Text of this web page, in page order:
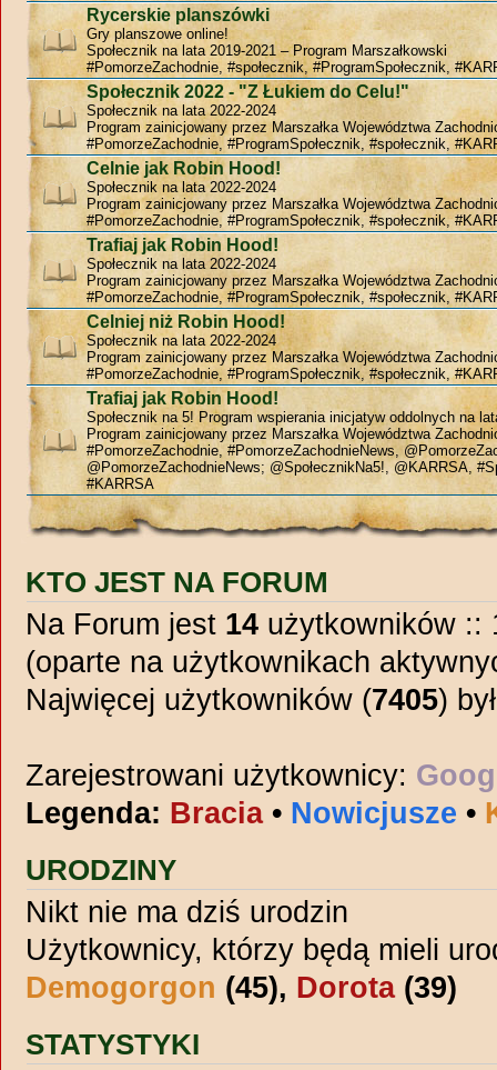
Rycerskie planszówki
Gry planszowe online!
Społecznik na lata 2019-2021 – Program Marszałkowski
#PomorzeZachodnie, #społecznik, #ProgramSpołecznik,
Społecznik 2022 - "Z Łukiem do Celu!"
Społecznik na lata 2022-2024
Program zainicjowany przez Marszałka Województwa
#PomorzeZachodnie, #ProgramSpołecznik, #społecznik,
Celnie jak Robin Hood!
Społecznik na lata 2022-2024
Program zainicjowany przez Marszałka Województwa
#PomorzeZachodnie, #ProgramSpołecznik, #społecznik,
Trafiaj jak Robin Hood!
Społecznik na lata 2022-2024
Program zainicjowany przez Marszałka Województwa
#PomorzeZachodnie, #ProgramSpołecznik, #społecznik,
Celniej niż Robin Hood!
Społecznik na lata 2022-2024
Program zainicjowany przez Marszałka Województwa
#PomorzeZachodnie, #ProgramSpołecznik, #społecznik,
Trafiaj jak Robin Hood!
Społecznik na 5! Program wspierania inicjatyw oddolnych na
Program zainicjowany przez Marszałka Województwa
#PomorzeZachodnie, #PomorzeZachodnieNews,
@PomorzeZachodnieNews; @SpołecznikNa5!, @KARRSA,
#KARRSA
KTO JEST NA FORUM
Na Forum jest 14 użytkowników ::
(oparte na użytkownikach
Najwięcej użytkowników (7405)
Zarejestrowani użytkownicy:
Legenda: Bracia• Nowicjusze •
URODZINY
Nikt nie ma dziś urodzin
Użytkownicy, którzy będą mieli
Demogorgon (45), Dorota(39)
STATYSTYKI